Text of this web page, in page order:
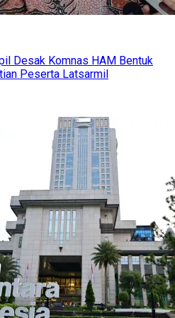
Desak Komnas HAM Bentuk
Peserta Latsarmil